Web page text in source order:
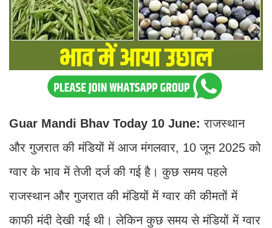
Guar Mandi Bhav Today 10 June:राजस्थान
और गुजरात की मंडियों में आज मंगलवार, 10 जून 2025 को
ग्वार के भाव में तेजी दर्ज की गई है। कुछ समय पहले
राजस्थान और गुजरात की मंडियों में ग्वार की कीमतों में
काफी मंदी देखी गई थी। लेकिन कुछ समय से मंडियों में ग्वार